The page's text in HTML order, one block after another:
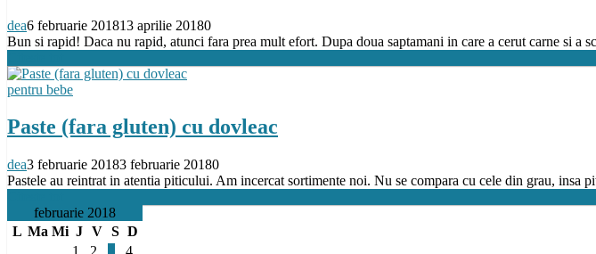
dea6 februarie 201813 aprilie 20180
Bun si rapid! Daca nu rapid, atunci fara prea mult efort. Dupa doua saptamani in care a cerut carne si a
pentru bebe
Paste (fara gluten) cu dovleac
dea3 februarie 20183 februarie 20180
Pastele au reintrat in atentia piticului. Am incercat sortimente noi. Nu se compara cu cele din grau, insa
februarie 2018
L Ma Mi J V S D